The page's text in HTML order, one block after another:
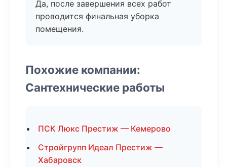
Да, после завершения всех работ
проводится финальная уборка
помещения.
Похожие компании:
Сантехнические работы
ПСК Люкс Престиж — Кемерово
Стройгрупп Идеал Престиж —
Хабаровск